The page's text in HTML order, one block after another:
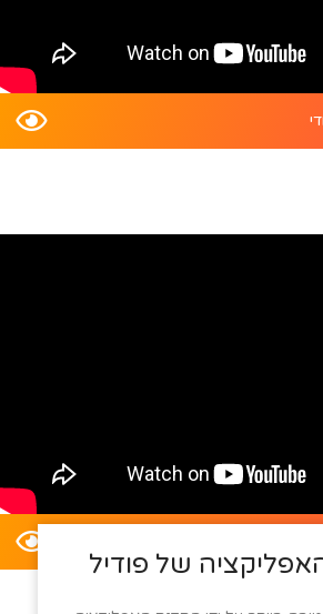
סלט קינואה - פודי
של פודיל